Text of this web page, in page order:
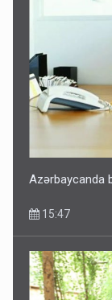
Azərbaycanda
15:47